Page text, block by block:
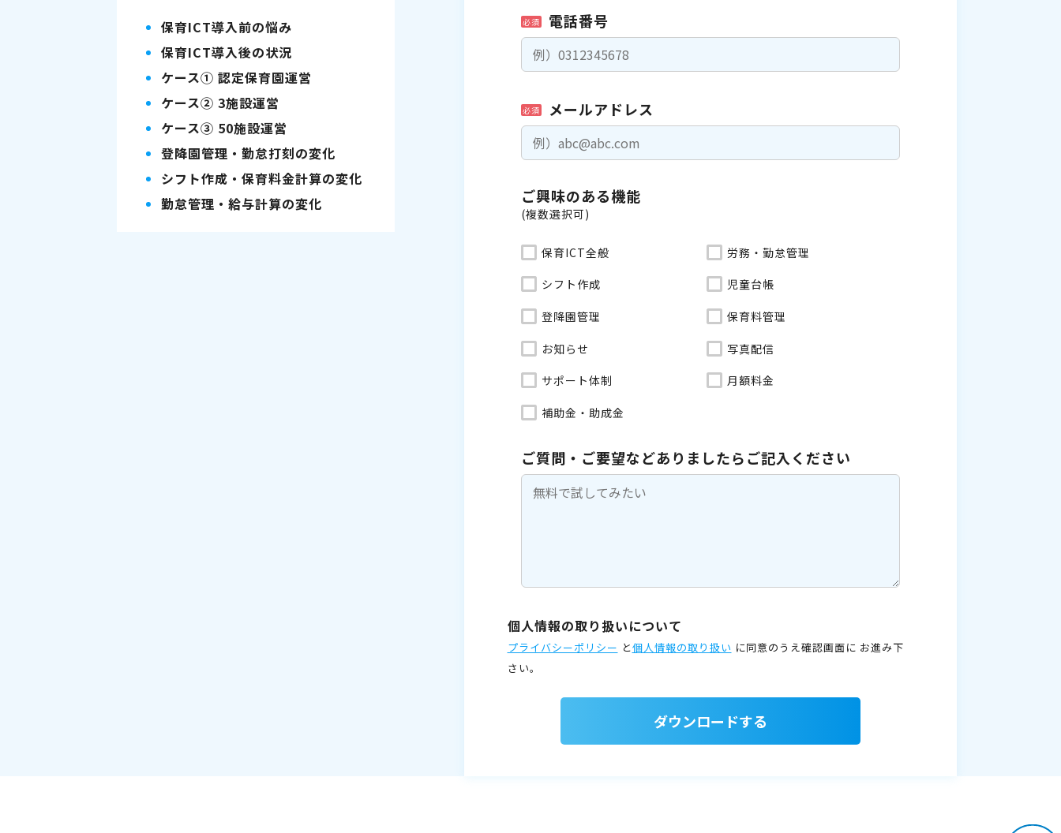
保育ICT導入前の悩み
保育ICT導入後の状況
ケース① 認定保育園運営
ケース② 3施設運営
ケース③ 50施設運営
登降園管理・勤怠打刻の変化
シフト作成・保育料金計算の変化
勤怠管理・給与計算の変化
必須 電話番号
必須 メールアドレス
ご興味のある機能
(複数選択可)
保育ICT全般 労務・勤怠管理
シフト作成 児童台帳
登降園管理 保育料管理
お知らせ 写真配信
サポート体制 月額料金
補助金・助成金
ご質問・ご要望などありましたらご記入ください
個人情報の取り扱いについて
プライバシーポリシー と個人情報の取り扱い に同意のうえ確認画面に お進み下
さい。
ダウンロードする